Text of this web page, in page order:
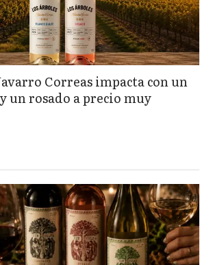
Correas impacta con un
un rosado a precio muy